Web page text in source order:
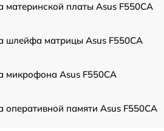
материнской платы Asus F550CA
шлейфа матрицы Asus F550CA
микрофона Asus F550CA
оперативной памяти Asus F550CA